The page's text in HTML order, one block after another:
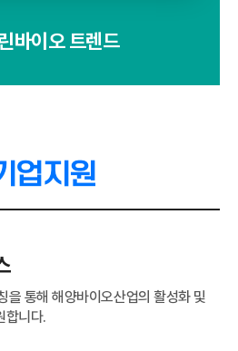
바이오 트렌드
업지원
을 통해 해양바이오산업의 활성화 및
합니다.